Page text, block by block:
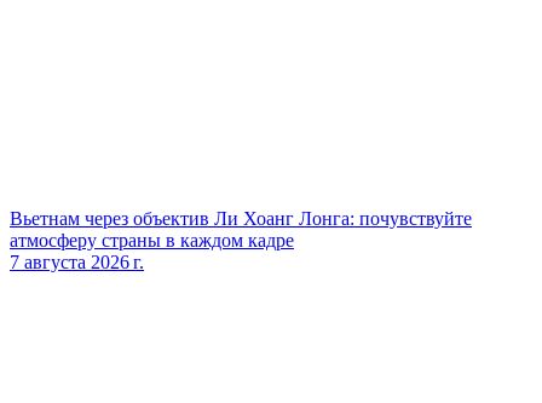
Вьетнам через объектив Ли Хоанг Лонга: почувствуйте
атмосферу страны в каждом кадре
7 августа 2026 г.